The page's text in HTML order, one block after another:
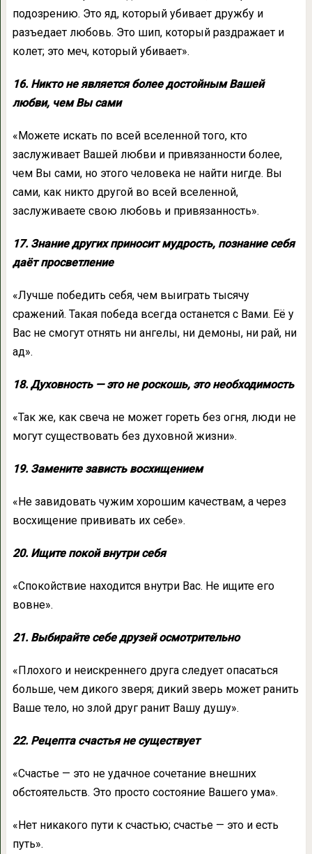
подозрению. Это яд, который убивает дружбу и
разъедает любовь. Это шип, который раздражает и
колет; это меч, который убивает».
16. Никто не является более достойным Вашей
любви, чем Вы сами
«Можете искать по всей вселенной того, кто
заслуживает Вашей любви и привязанности более,
чем Вы сами, но этого человека не найти нигде. Вы
сами, как никто другой во всей вселенной,
заслуживаете свою любовь и привязанность».
17. Знание других приносит мудрость, познание себя
даёт просветление
«Лучше победить себя, чем выиграть тысячу
сражений. Такая победа всегда останется с Вами. Её у
Вас не смогут отнять ни ангелы, ни демоны, ни рай, ни
ад».
18. Духовность — это не роскошь, это необходимость
«Так же, как свеча не может гореть без огня, люди не
могут существовать без духовной жизни».
19. Замените зависть восхищением
«Не завидовать чужим хорошим качествам, а через
восхищение прививать их себе».
20. Ищите покой внутри себя
«Спокойствие находится внутри Вас. Не ищите его
вовне».
21. Выбирайте себе друзей осмотрительно
«Плохого и неискреннего друга следует опасаться
больше, чем дикого зверя; дикий зверь может ранить
Ваше тело, но злой друг ранит Вашу душу».
22. Рецепта счастья не существует
«Счастье — это не удачное сочетание внешних
обстоятельств. Это просто состояние Вашего ума».
«Нет никакого пути к счастью; счастье — это и есть
путь».